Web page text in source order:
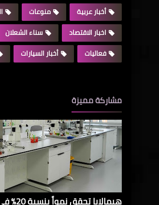
أخبار عربية منوعات
اخبار الاقتصاد
سناء الشعلان
فعاليات
أخبار السيارات
مشاركة مميزة